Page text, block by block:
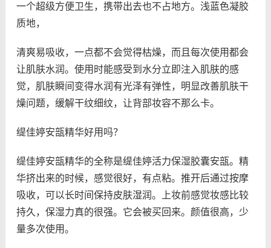
一个超级方便卫生，携带出去也不占地方。浅蓝色凝胶
质地，
清爽易吸收，一点都不会觉得枯燥，而且每次使用都会
让肌肤水润。使用时能感受到水分立即注入肌肤的感
觉，肌肤瞬间变得水润有光泽有弹性，明显改善肌肤干
燥问题，缓解干纹细纹，让背部妆容不那么卡。
缇佳婷安瓿精华好用吗？
缇佳婷安瓿精华的全称是缇佳婷活力保湿胶囊安瓿。精
华挤出来的时候，感觉很好，有点粘。推开后通过按摩
吸收，可以长时间保持皮肤湿润。上妆前感觉妆感比较
持久，保湿力真的很强。它会被买回来。颜值很高，少
量多次使用。